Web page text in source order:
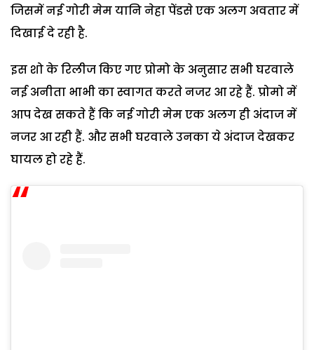
जिसमें नई गोरी मेम यानि नेहा पेंडसे एक अलग अवतार में
दिखाई दे रही है.
इस शो के रिलीज किए गए प्रोमो के अनुसार सभी घरवाले
नई अनीता भाभी का स्वागत करते नजर आ रहे हैं. प्रोमो में
आप देख सकते हैं कि नई गोरी मेम एक अलग ही अंदाज में
नजर आ रही हैं. और सभी घरवाले उनका ये अंदाज देखकर
घायल हो रहे हैं.